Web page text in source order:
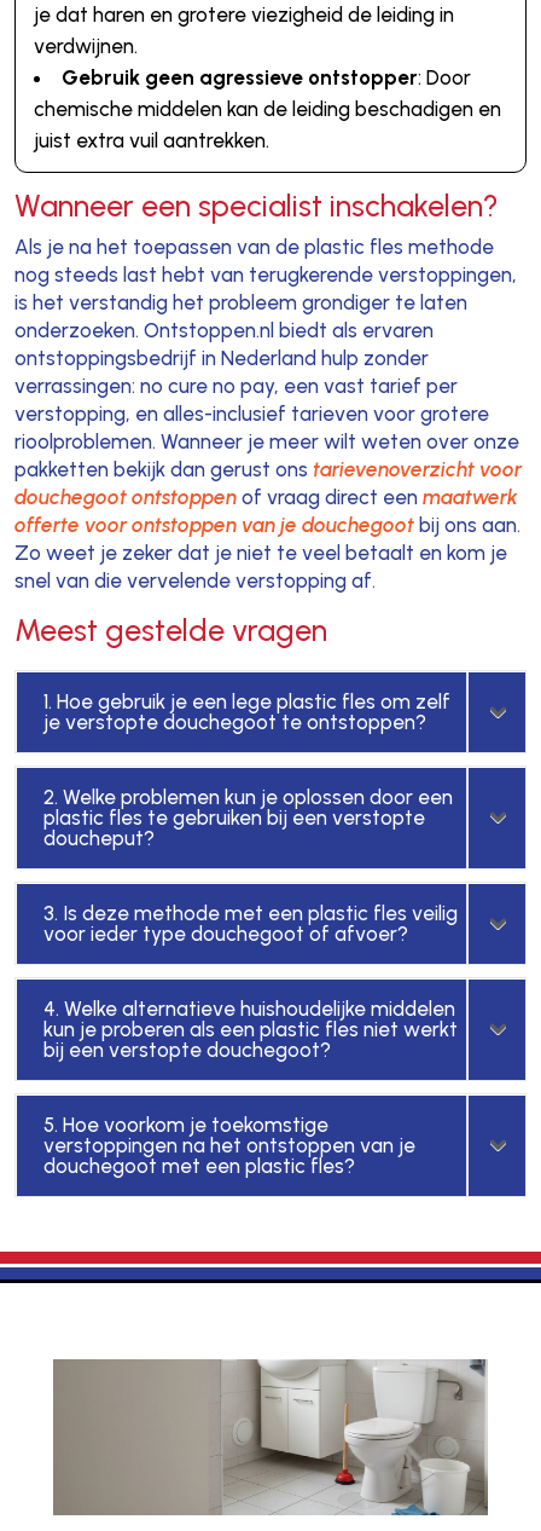
je dat haren en grotere viezigheid de leiding in
verdwijnen.
Gebruik geen agressieve ontstopper: Door
chemische middelen kan de leiding beschadigen en
juist extra vuil aantrekken.
Wanneer een specialist inschakelen?
Als je na het toepassen van de plastic fles methode
nog steeds last hebt van terugkerende verstoppingen,
is het verstandig het probleem grondiger te laten
onderzoeken. Ontstoppen.nl biedt als ervaren
ontstoppingsbedrijf in Nederland hulp zonder
verrassingen: no cure no pay, een vast tarief per
verstopping, en alles-inclusief tarieven voor grotere
rioolproblemen. Wanneer je meer wilt weten over onze
pakketten bekijk dan gerust ons tarievenoverzicht voor
douchegoot ontstoppenof vraag direct een maatwerk
offerte voor ontstoppen van je douchegootbij ons aan.
Zo weet je zeker dat je niet te veel betaalt en kom je
snel van die vervelende verstopping af.
Meest gestelde vragen
1. Hoe gebruik je een lege plastic fles om zelf
je verstopte douchegoot te ontstoppen?
2. Welke problemen kun je oplossen door een
plastic fles te gebruiken bij een verstopte
doucheput?
3. Is deze methode met een plastic fles veilig
voor ieder type douchegoot of afvoer?
4. Welke alternatieve huishoudelijke middelen
kun je proberen als een plastic fles niet werkt
bij een verstopte douchegoot?
5. Hoe voorkom je toekomstige
verstoppingen na het ontstoppen van je
douchegoot met een plastic fles?